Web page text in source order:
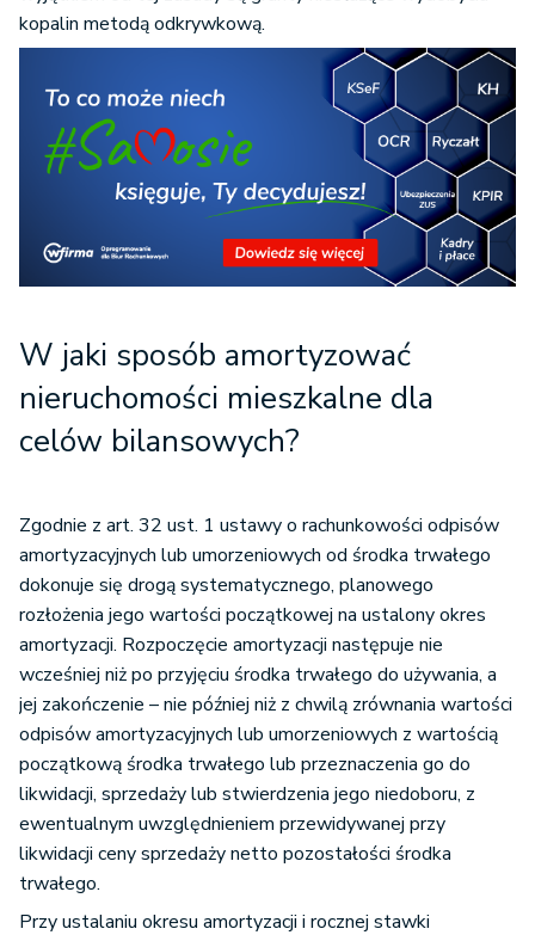
kopalin metodą odkrywkową.
W jaki sposób amortyzować
nieruchomości mieszkalne dla
celów bilansowych?
Zgodnie z art. 32 ust. 1 ustawy o rachunkowości odpisów
amortyzacyjnych lub umorzeniowych od środka trwałego
dokonuje się drogą systematycznego, planowego
rozłożenia jego wartości początkowej na ustalony okres
amortyzacji. Rozpoczęcie amortyzacji następuje nie
wcześniej niż po przyjęciu środka trwałego do używania, a
jej zakończenie – nie później niż z chwilą zrównania wartości
odpisów amortyzacyjnych lub umorzeniowych z wartością
początkową środka trwałego lub przeznaczenia go do
likwidacji, sprzedaży lub stwierdzenia jego niedoboru, z
ewentualnym uwzględnieniem przewidywanej przy
likwidacji ceny sprzedaży netto pozostałości środka
trwałego.
Przy ustalaniu okresu amortyzacji i rocznej stawki